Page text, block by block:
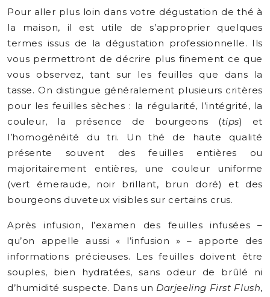
Pour aller plus loin dans votre dégustation de thé à
la maison, il est utile de s’approprier quelques
termes issus de la dégustation professionnelle. Ils
vous permettront de décrire plus finement ce que
vous observez, tant sur les feuilles que dans la
tasse. On distingue généralement plusieurs critères
pour les feuilles sèches : la régularité, l’intégrité, la
couleur, la présence de bourgeons (tips) et
l’homogénéité du tri. Un thé de haute qualité
présente souvent des feuilles entières ou
majoritairement entières, une couleur uniforme
(vert émeraude, noir brillant, brun doré) et des
bourgeons duveteux visibles sur certains crus.
Après infusion, l’examen des feuilles infusées –
qu’on appelle aussi « l’infusion » – apporte des
informations précieuses. Les feuilles doivent être
souples, bien hydratées, sans odeur de brûlé ni
d’humidité suspecte. Dans un Darjeeling First Flush,